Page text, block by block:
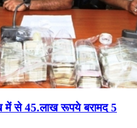
से 45.लाख रूपये बरामद 5